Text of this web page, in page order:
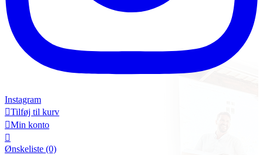
Instagram
Tilføj til kurv
Min konto

Ønskeliste (0)